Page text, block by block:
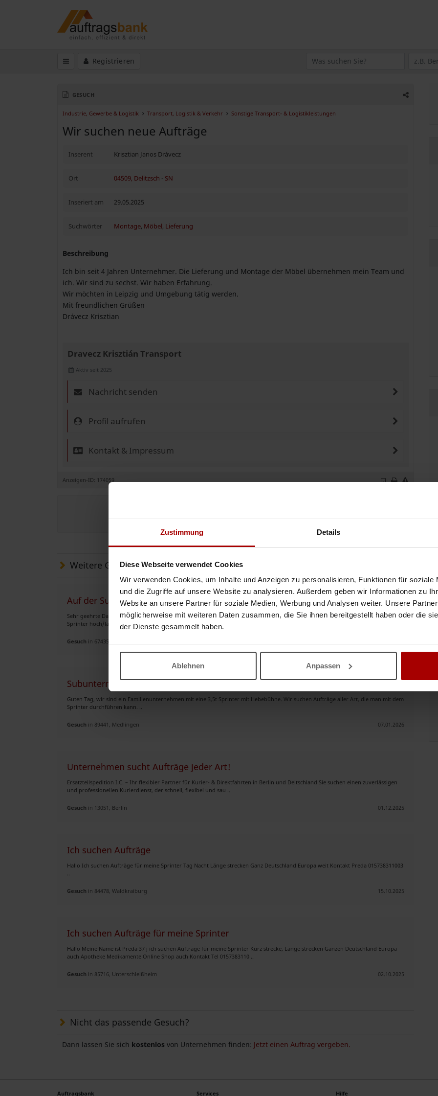
Zustimmung Details
Diese Webseite verwendet Cookies
Wir verwenden Cookies, um Inhalte und Anzeigen zu personalisieren, Funktionen für soziale
und die Zugriffe auf unsere Website zu analysieren. Außerdem geben wir Informationen zu
Website an unsere Partner für soziale Medien, Werbung und Analysen weiter. Unsere
möglicherweise mit weiteren Daten zusammen, die Sie ihnen bereitgestellt haben oder die
der Dienste gesammelt haben.
Ablehnen Anpassen
Registrieren
GESUCH
Industrie, Gewerbe & Logistik Transport, Logistik & Verkehr Sonstige Transport- & Logistikleistungen
Wir suchen neue Aufträge
Inserent Krisztian Janos Drávecz
Ort 04509, Delitzsch - SN
Inseriert am 29.05.2025
Suchwörter Montage, Möbel, Lieferung
Beschreibung
Ich bin seit 4 Jahren Unternehmer. Die Lieferung und Montage der Möbel übernehmen mein Team und
ich. Wir sind zu sechst. Wir haben Erfahrung.
Wir möchten in Leipzig und Umgebung tätig werden.
Mit freundlichen Grüßen
Drávecz Krisztian
Dravecz Krisztián Transport
Aktiv seit 2025
Nachricht senden
Profil aufrufen
Kontakt & Impressum
Anzeigen-ID: 174059
Weitere Gesuche
Auf der Suche nach Transportaufträgen
Sehr geehrte Damen und Herren, bin auf der Suche nach Speditions- Transportauftraggeber. Ich verfüge über einen Mercedes
Sprinter hoch/lang L6 und einen Vito Kastenwagen. Über eine Positive Rück ..
Gesuch in 67435, Neustadt
Subunternehmen sucht Aufträge
Guten Tag, wir sind ein Familienunternehmen mit eine 3,5t Sprinter mit Hebebühne. Wir suchen Aufträge aller Art, die man mit dem
Sprinter durchführen kann. ..
Gesuch in 89441, Medlingen 07.01.2026
Unternehmen sucht Aufträge jeder Art!
Ersatzteilspedition I.C. – Ihr flexibler Partner für Kurier- & Direktfahrten in Berlin und Deitschland Sie suchen einen zuverlässigen
und professionellen Kurierdienst, der schnell, flexibel und sau ..
Gesuch in 13051, Berlin 01.12.2025
Ich suchen Aufträge
Hallo Ich suchen Aufträge für meine Sprinter Tag Nacht Länge strecken Ganz Deutschland Europa weit Kontakt Preda 015738311003
..
Gesuch in 84478, Waldkraiburg 15.10.2025
Ich suchen Aufträge für meine Sprinter
Hallo Meine Name ist Preda 37 j ich suchen Aufträge für meine Sprinter Kurz strecke, Länge strecken Ganzen Deutschland Europa
auch Apotheke Medikamente Online Shop auch Kontakt Tel 0157383110 ..
Gesuch in 85716, Unterschleißheim 02.10.2025
Nicht das passende Gesuch?
Dann lassen Sie sich kostenlos von Unternehmen finden: Jetzt einen Auftrag vergeben.
Auftragsbank Services Hilfe